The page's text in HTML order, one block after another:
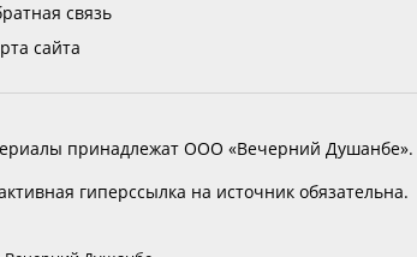
связь
сайта
принадлежат ООО «Вечерний Душанбе».
гиперссылка на источник обязательна.